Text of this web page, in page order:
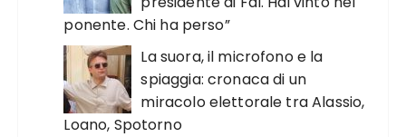
ponente. Chi ha perso”
La suora, il microfono e la
spiaggia: cronaca di un
miracolo elettorale tra Alassio,
Loano, Spotorno